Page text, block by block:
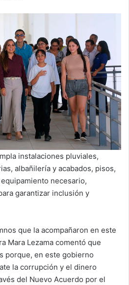
instalaciones pluviales,
albañilería y acabados, pisos,
necesario,
garantizar inclusión y
que la acompañaron en este
Mara Lezama comentó que
porque, en este gobierno
la corrupción y el dinero
del Nuevo Acuerdo por el